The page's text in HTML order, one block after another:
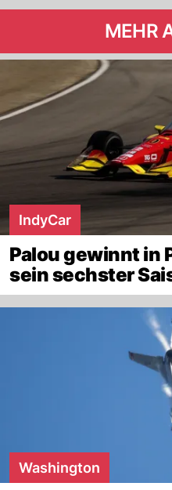
MEHR
IndyCar
Palou gewinnt in
sein sechster
Washington